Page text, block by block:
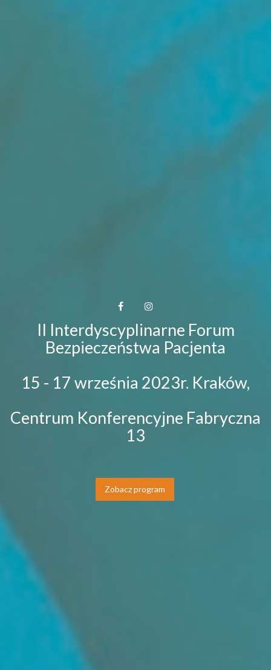
II Interdyscyplinarne Forum
Bezpieczeństwa Pacjenta
15 - 17 września 2023r. Kraków,
Centrum Konferencyjne Fabryczna
13
Zobacz program